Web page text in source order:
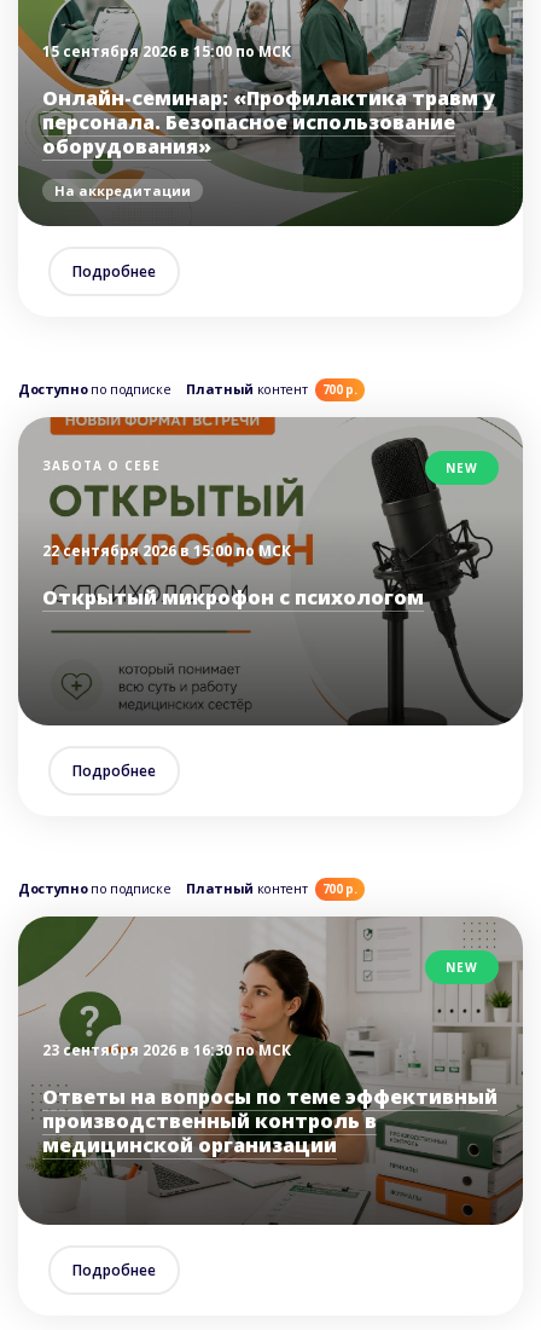
15 сентября 2026 в 15:00 по МСК
Онлайн-семинар: «Профилактика травм у
персонала. Безопасное использование
оборудования»
На аккредитации
Подробнее
Доступнопо подписке Платный контент 700 р.
ЗАБОТА О СЕБЕ NEW
22 сентября 2026 в 15:00 по МСК
Открытый микрофон с психологом
Подробнее
Доступнопо подписке Платный контент 700 р.
NEW
23 сентября 2026 в 16:30 по МСК
Ответы на вопросы по теме эффективный
производственный контроль в
медицинской организации
Подробнее